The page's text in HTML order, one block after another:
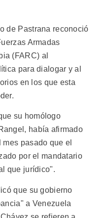
de Pastrana reconoció
Armadas
(FARC) al
para dialogar y al
en los que esta
su homólogo
había afirmado
pasado que el
por el mandatario
que jurídico".
que su gobierno
a Venezuela